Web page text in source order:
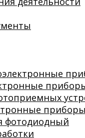
приборы
фотодиодный